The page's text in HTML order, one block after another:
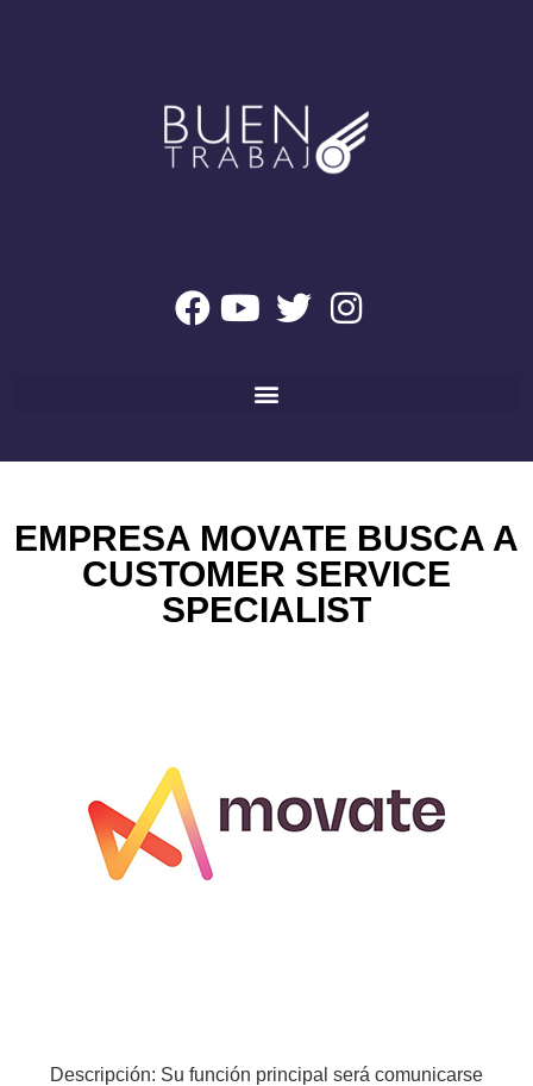
EMPRESA MOVATE BUSCA A
CUSTOMER SERVICE
SPECIALIST
Descripción: Su función principal será comunicarse